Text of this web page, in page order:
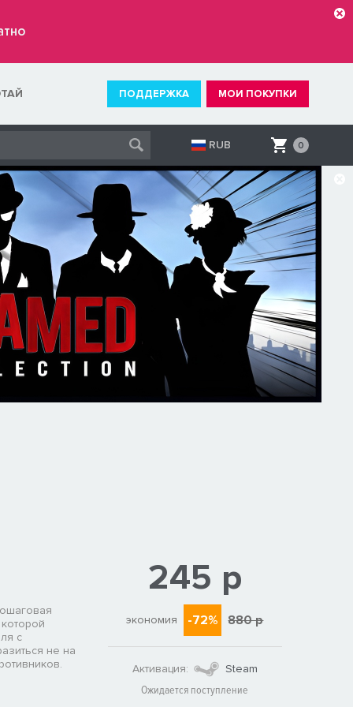
ПОДДЕРЖКА МОИ ПОКУПКИ
RUB 0
с
не на
245 р
экономия -72% 880 р
Активация:
Steam
Ожидается поступление